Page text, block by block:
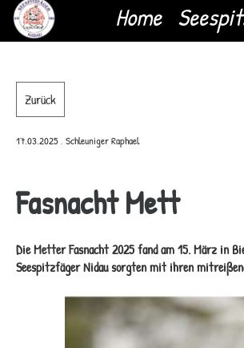
Home
Zurück
17.03.2025, Schleuniger Raphael
Fasnacht Mett
Die Metter Fasnacht 2025 fand am 15. März in
Seespitzfäger Nidau sorgten mit ihren